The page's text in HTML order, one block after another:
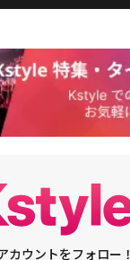
カウントをフォロー！